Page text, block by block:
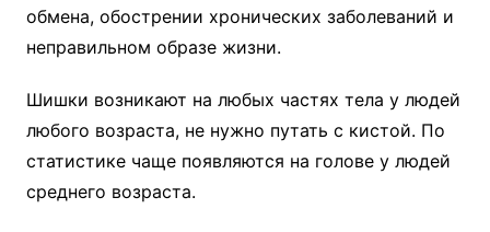
обмена, обострении хронических заболеваний и
неправильном образе жизни.
Шишки возникают на любых частях тела у людей
любого возраста, не нужно путать с кистой. По
статистике чаще появляются на голове у людей
среднего возраста.